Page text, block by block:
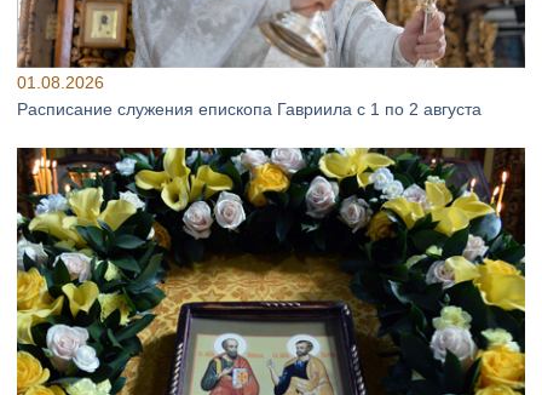
01.08.2026
Расписание служения епископа Гавриила с 1 по 2 августа